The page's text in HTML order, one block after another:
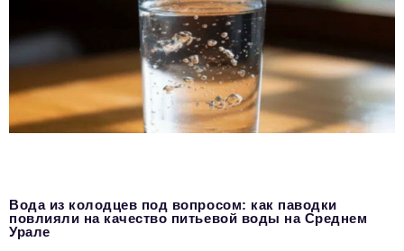
Вода из колодцев под вопросом: как паводки
повлияли на качество питьевой воды на Среднем
Урале